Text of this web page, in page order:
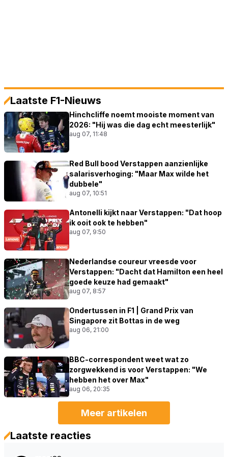
Laatste F1-Nieuws
Hinchcliffe noemt mooiste moment van
2026: "Hij was die dag echt meesterlijk"
aug 07, 11:48
Red Bull bood Verstappen aanzienlijke
salarisverhoging: "Maar Max wilde het
dubbele"
aug 07, 10:51
Antonelli kijkt naar Verstappen: "Dat hoop
ik ooit ook te hebben"
aug 07, 9:50
Nederlandse coureur vreesde voor
Verstappen: "Dacht dat Hamilton een heel
goede keuze had gemaakt"
aug 07, 8:57
Ondertussen in F1 | Grand Prix van
Singapore zit Bottas in de weg
aug 06, 21:00
BBC-correspondent weet wat zo
zorgwekkend is voor Verstappen: "We
hebben het over Max"
aug 06, 20:35
Meer artikelen
Laatste reacties